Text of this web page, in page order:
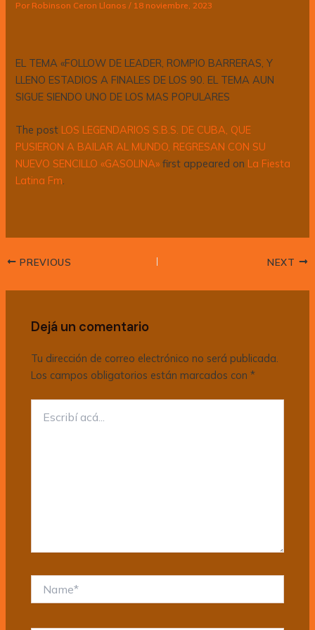
Por Robinson Ceron Llanos/ 18 noviembre, 2023
EL TEMA «FOLLOW DE LEADER, ROMPIO BARRERAS, Y
LLENO ESTADIOS A FINALES DE LOS 90. EL TEMA AUN
SIGUE SIENDO UNO DE LOS MAS POPULARES
The post LOS LEGENDARIOS S.B.S. DE CUBA, QUE
PUSIERON A BAILAR AL MUNDO, REGRESAN CON SU
NUEVO SENCILLO «GASOLINA» first appeared on La Fiesta
Latina Fm.
PREVIOUS NEXT
Dejá un comentario
Tu dirección de correo electrónico no será publicada.
Los campos obligatorios están marcados con*
acá...